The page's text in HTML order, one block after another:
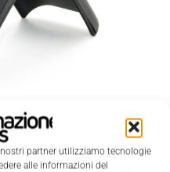
partner utilizziamo tecnologie
alle informazioni del
dimensione
dati